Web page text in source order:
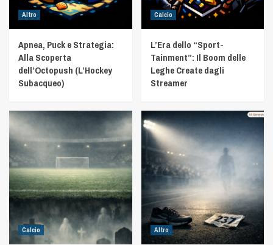
Altro
Apnea, Puck e Strategia:
Alla Scoperta
dell’Octopush (L’Hockey
Subacqueo)
Calcio
L’Era dello “Sport-
Tainment”: Il Boom delle
Leghe Create dagli
Streamer
Calcio Altro